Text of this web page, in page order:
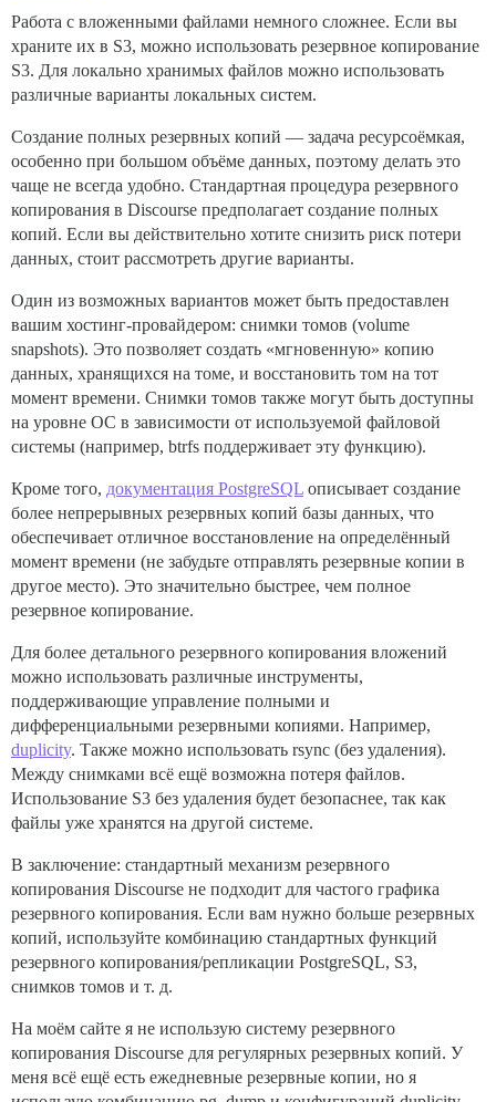
Работа с вложенными файлами немного сложнее. Если вы
храните их в S3, можно использовать резервное копирование
S3. Для локально хранимых файлов можно использовать
различные варианты локальных систем.
Создание полных резервных копий — задача ресурсоёмкая,
особенно при большом объёме данных, поэтому делать это
чаще не всегда удобно. Стандартная процедура резервного
копирования в Discourse предполагает создание полных
копий. Если вы действительно хотите снизить риск потери
данных, стоит рассмотреть другие варианты.
Один из возможных вариантов может быть предоставлен
вашим хостинг-провайдером: снимки томов (volume
snapshots). Это позволяет создать «мгновенную» копию
данных, хранящихся на томе, и восстановить том на тот
момент времени. Снимки томов также могут быть доступны
на уровне ОС в зависимости от используемой файловой
системы (например, btrfs поддерживает эту функцию).
Кроме того, документация PostgreSQL описывает создание
более непрерывных резервных копий базы данных, что
обеспечивает отличное восстановление на определённый
момент времени (не забудьте отправлять резервные копии в
другое место). Это значительно быстрее, чем полное
резервное копирование.
Для более детального резервного копирования вложений
можно использовать различные инструменты,
поддерживающие управление полными и
дифференциальными резервными копиями. Например,
duplicity. Также можно использовать rsync (без удаления).
Между снимками всё ещё возможна потеря файлов.
Использование S3 без удаления будет безопаснее, так как
файлы уже хранятся на другой системе.
В заключение: стандартный механизм резервного
копирования Discourse не подходит для частого графика
резервного копирования. Если вам нужно больше резервных
копий, используйте комбинацию стандартных функций
резервного копирования/репликации PostgreSQL, S3,
снимков томов и т. д.
На моём сайте я не использую систему резервного
копирования Discourse для регулярных резервных копий. У
меня всё ещё есть ежедневные резервные копии, но я